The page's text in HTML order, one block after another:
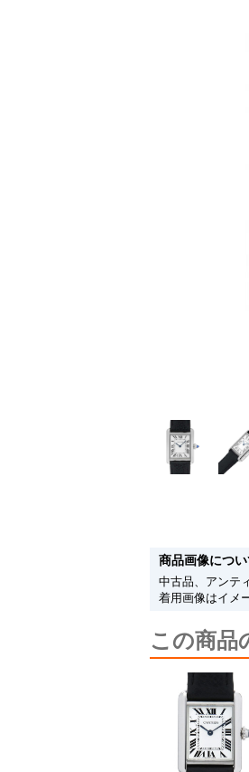
商品画像につい
中古品、アンテ
着用画像はイメ
この商品